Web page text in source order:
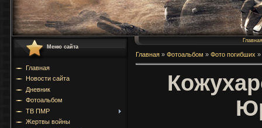
Меню сайта
Главная
Новости сайта
Дневник
Фотоальбом
ТВ ПМР
Жертвы войны
Главная
Главная » Фотоальбом » Фото погибших »